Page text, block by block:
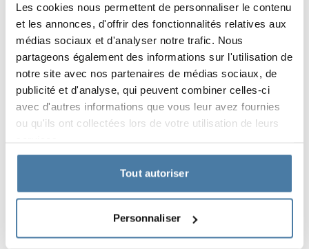
Les cookies nous permettent de personnaliser le contenu
et les annonces, d'offrir des fonctionnalités relatives aux
médias sociaux et d'analyser notre trafic. Nous
partageons également des informations sur l'utilisation de
notre site avec nos partenaires de médias sociaux, de
publicité et d'analyse, qui peuvent combiner celles-ci
avec d'autres informations que vous leur avez fournies
ou qu'ils ont collectées lors de votre utilisation de leurs
Tout autoriser
Personnaliser
tout en garantissant le confort d’utilisation grâce à un
intérieur de casier bien planifié et à l’utilisation de bancs
avec des étagères à chaussures intégrées.
Caractéristiques du projet:
l'adaptation aux besoins individuels
la solidité de l'exécution
l'aspect esthétique
Produits utilisés dans la
réalisation